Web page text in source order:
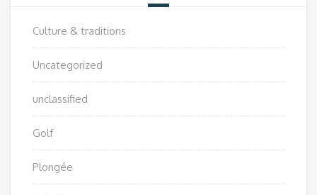
Culture & traditions
Uncategorized
unclassified
Golf
Plongée